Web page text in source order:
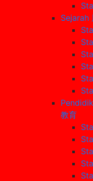
Sejarah
教育